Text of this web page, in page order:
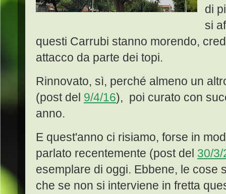
di
si
questi Carrubi stanno morendo,
attacco da parte dei topi.
Rinnovato, sì, perché almeno un
(post del 9/4/16), poi curato con
anno.
E quest'anno ci risiamo, forse in
parlato recentemente (post del 30/3/
esemplare di oggi. Ebbene, le cose
che se non si interviene in fretta